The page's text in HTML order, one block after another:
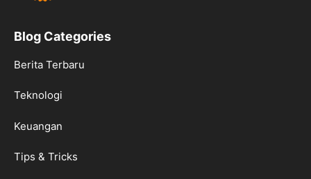
Blog Categories
Berita Terbaru
Teknologi
Keuangan
Tips & Tricks